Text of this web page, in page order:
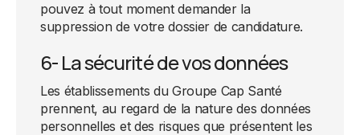
pouvez à tout moment demander la
suppression de votre dossier de candidature.
6- La sécurité de vos données
Les établissements du Groupe Cap Santé
prennent, au regard de la nature des données
personnelles et des risques que présentent les